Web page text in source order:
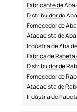
Fabricante de Aba
Distribuidor de
Fornecedor de
Atacadista de Aba
Indústria de Aba
Fabrica de Rabeta
Distribuidor de
Fornecedor de
Atacadista de
Indústria de